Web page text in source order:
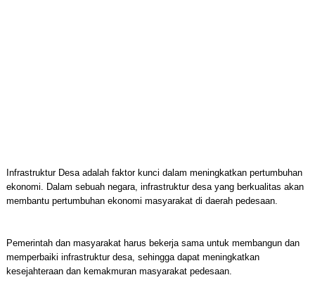
Infrastruktur Desa adalah faktor kunci dalam meningkatkan pertumbuhan
ekonomi. Dalam sebuah negara, infrastruktur desa yang berkualitas akan
membantu pertumbuhan ekonomi masyarakat di daerah pedesaan.
Pemerintah dan masyarakat harus bekerja sama untuk membangun dan
memperbaiki infrastruktur desa, sehingga dapat meningkatkan
kesejahteraan dan kemakmuran masyarakat pedesaan.